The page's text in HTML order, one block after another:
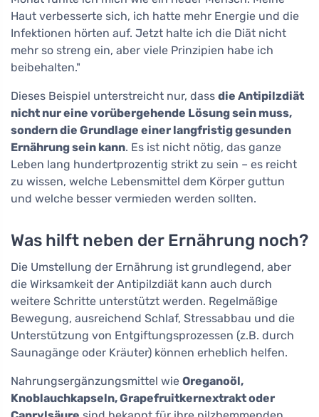
Haut verbesserte sich, ich hatte mehr Energie und die
Infektionen hörten auf. Jetzt halte ich die Diät nicht
mehr so streng ein, aber viele Prinzipien habe ich
beibehalten."
Dieses Beispiel unterstreicht nur, dass die Antipilzdiät
nicht nur eine vorübergehende Lösung sein muss,
sondern die Grundlage einer langfristig gesunden
Ernährung sein kann. Es ist nicht nötig, das ganze
Leben lang hundertprozentig strikt zu sein – es reicht
zu wissen, welche Lebensmittel dem Körper guttun
und welche besser vermieden werden sollten.
Was hilft neben der Ernährung noch?
Die Umstellung der Ernährung ist grundlegend, aber
die Wirksamkeit der Antipilzdiät kann auch durch
weitere Schritte unterstützt werden. Regelmäßige
Bewegung, ausreichend Schlaf, Stressabbau und die
Unterstützung von Entgiftungsprozessen (z.B. durch
Saunagänge oder Kräuter) können erheblich helfen.
Nahrungsergänzungsmittel wie Oreganoöl,
Knoblauchkapseln, Grapefruitkernextrakt oder